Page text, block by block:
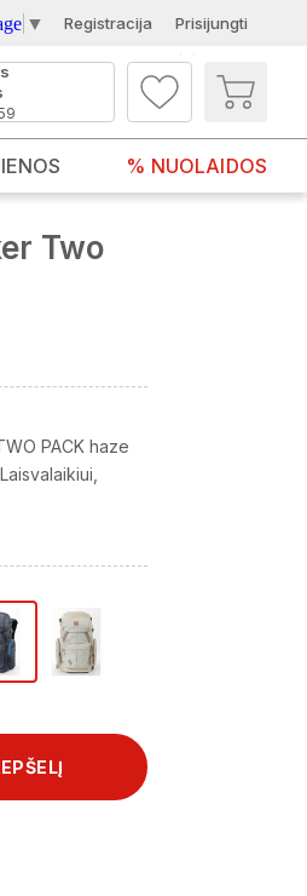
▼ Registracija Prisijungti
% NUOLAIDOS
Two
PACK haze
Laisvalaikiui